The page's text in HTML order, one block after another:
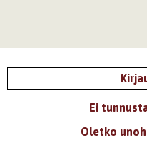
Ei
Oletko